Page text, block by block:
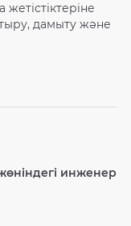
дамыту және
инженер